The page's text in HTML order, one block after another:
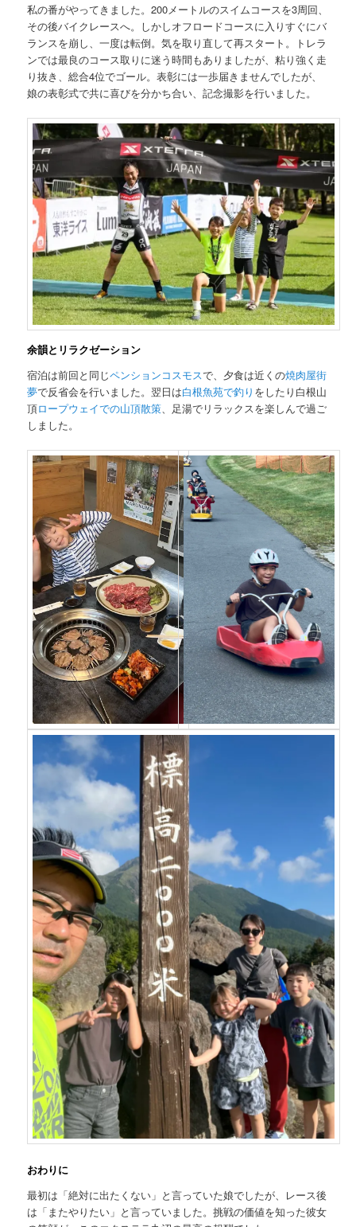
私の番がやってきました。200メートルのスイムコースを3周回、
その後バイクレースへ。しかしオフロードコースに入りすぐにバ
ランスを崩し、一度は転倒。気を取り直して再スタート。トレラ
ンでは最良のコース取りに迷う時間もありましたが、粘り強く走
り抜き、総合4位でゴール。表彰には一歩届きませんでしたが、
娘の表彰式で共に喜びを分かち合い、記念撮影を行いました。
余韻とリラクゼーション
宿泊は前回と同じペンションコスモスで、夕食は近くの焼肉屋街
夢で反省会を行いました。翌日は白根魚苑で釣り をしたり白根山
頂ロープウェイでの山頂散策 、足湯でリラックスを楽しんで過ご
しました。
おわりに
最初は「絶対に出たくない」と言っていた娘でしたが、レース後
は「またやりたい」と言っていました。挑戦の価値を知った彼女